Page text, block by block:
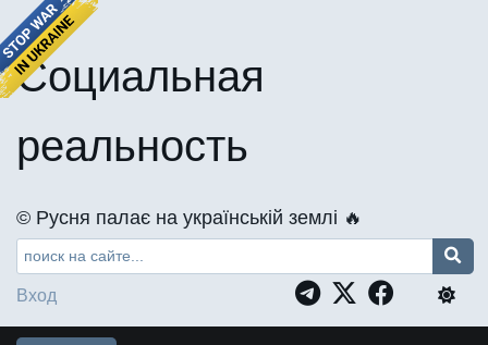
Социальная
реальность
©️ Русня палає на українській землі 🔥
Вход